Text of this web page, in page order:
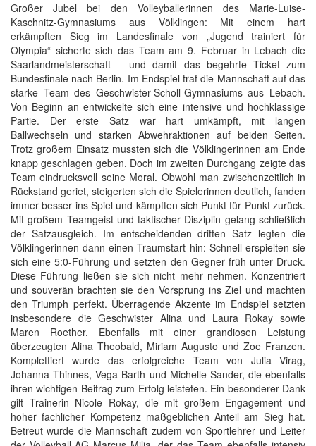
Großer Jubel bei den Volleyballerinnen des Marie-Luise-
Kaschnitz-Gymnasiums aus Völklingen: Mit einem hart
erkämpften Sieg im Landesfinale von „Jugend trainiert für
Olympia“ sicherte sich das Team am 9. Februar in Lebach die
Saarlandmeisterschaft – und damit das begehrte Ticket zum
Bundesfinale nach Berlin. Im Endspiel traf die Mannschaft auf das
starke Team des Geschwister-Scholl-Gymnasiums aus Lebach.
Von Beginn an entwickelte sich eine intensive und hochklassige
Partie. Der erste Satz war hart umkämpft, mit langen
Ballwechseln und starken Abwehraktionen auf beiden Seiten.
Trotz großem Einsatz mussten sich die Völklingerinnen am Ende
knapp geschlagen geben. Doch im zweiten Durchgang zeigte das
Team eindrucksvoll seine Moral. Obwohl man zwischenzeitlich in
Rückstand geriet, steigerten sich die Spielerinnen deutlich, fanden
immer besser ins Spiel und kämpften sich Punkt für Punkt zurück.
Mit großem Teamgeist und taktischer Disziplin gelang schließlich
der Satzausgleich. Im entscheidenden dritten Satz legten die
Völklingerinnen dann einen Traumstart hin: Schnell erspielten sie
sich eine 5:0-Führung und setzten den Gegner früh unter Druck.
Diese Führung ließen sie sich nicht mehr nehmen. Konzentriert
und souverän brachten sie den Vorsprung ins Ziel und machten
den Triumph perfekt. Überragende Akzente im Endspiel setzten
insbesondere die Geschwister Alina und Laura Rokay sowie
Maren Roether. Ebenfalls mit einer grandiosen Leistung
überzeugten Alina Theobald, Miriam Augusto und Zoe Franzen.
Komplettiert wurde das erfolgreiche Team von Julia Virag,
Johanna Thinnes, Vega Barth und Michelle Sander, die ebenfalls
ihren wichtigen Beitrag zum Erfolg leisteten. Ein besonderer Dank
gilt Trainerin Nicole Rokay, die mit großem Engagement und
hoher fachlicher Kompetenz maßgeblichen Anteil am Sieg hat.
Betreut wurde die Mannschaft zudem von Sportlehrer und Leiter